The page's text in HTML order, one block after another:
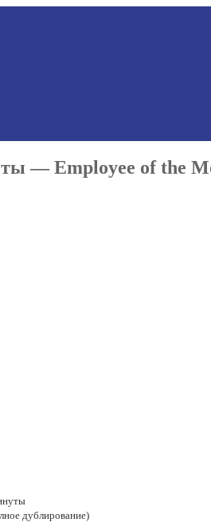
— Employee of the
дублирование)